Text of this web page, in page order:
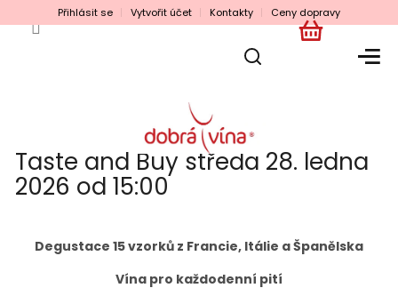
na
Přihlásit se Vytvořit účet Kontakty Ceny dopravy
NÁKUPNÍ
Taste and Buy středa 28. ledna
2026 od 15:00
Degustace 15 vzorků z Francie, Itálie a Španělska
Vína pro každodenní pití